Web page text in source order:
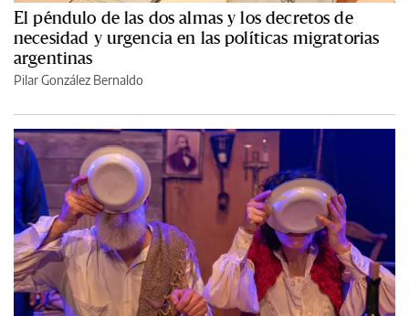
El péndulo de las dos almas y los decretos de
necesidad y urgencia en las políticas migratorias
argentinas
Pilar González Bernaldo